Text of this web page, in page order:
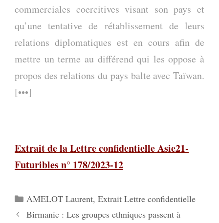
commerciales coercitives visant son pays et
qu’une tentative de rétablissement de leurs
relations diplomatiques est en cours afin de
mettre un terme au différend qui les oppose à
propos des relations du pays balte avec Taïwan.
[•••]
Extrait de la Lettre confidentielle Asie21-
Futuribles n° 178/2023-12
Catégories
AMELOT Laurent, Extrait Lettre confidentielle
Birmanie : Les groupes ethniques passent à